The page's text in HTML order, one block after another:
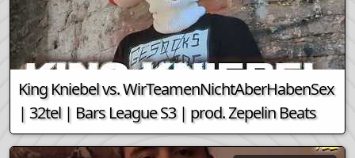
King Kniebel vs. WirTeamenNichtAberHabenSex
| 32tel | Bars League S3 | prod. Zepelin Beats